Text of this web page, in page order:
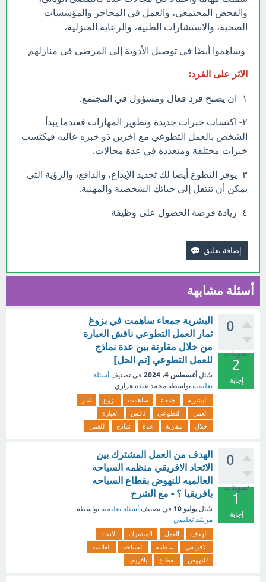
والفحص المجتمعي، والعمل في المحاجر والمؤسسات
الصحية، والاستشارات الطبية، والرعاية المنزلية،
وساهموا أيضًا في توصيل الأدوية إلى المرضى في منازلهم
الاثر على الفرد:
١- ان يصبح فرد فعال ومسؤول في المجتمع.
٢- اكتساب خبرات جديدة وتطوير المهارات فعندما يبدأ
الشخص بالعمل التطوعي مع اخرين ذو خبره عاليه فيكتسب
خبرات مختلفة ومتعددة في عدة مجالات.
٣- يوفر التطوع أيضا لك تجديد الإبداع، والدافع، والرؤية التي
يمكن أن تنتقل إلى حياتك الشخصية والمهنية.
٤- زيادة فرصة الحصول على وظيفة
أسئلة مشابهة
0
تصويتات
2
إجابة
البشرية جمعاء ساهمت في بزوغ
ثمار العمل التطوعي ناقش العبارة
من خلال مقارنة بين عدة نماذج
للعمل التطوعي [تم الحل]
سُئل أغسطس 4، 2024 في تصنيف أسئلة
تعليمية بواسطة محمد عبده هزازي
البشرية جمعاء ساهمت بزوغ
ثمار
العمل
التطوعي ناقش
العبارة
خلال
مقارنة عدة نماذج للعمل
0
تصويتات
1
إجابة
الهدف من العمل المشترك بين
الاتحاد الافريقي منظمه السياحه
العالميه للنهوض بقطاع السياحه
بافريقيا ؟ - مع الشرح
سُئل يوليو 10 في تصنيف أسئلة تعليمية بواسطة
مرشد تعليمي
الهدف العمل المشترك
الاتحاد
الافريقي
منظمه السياحه
العالميه
للنهوض
بقطاع بافريقيا